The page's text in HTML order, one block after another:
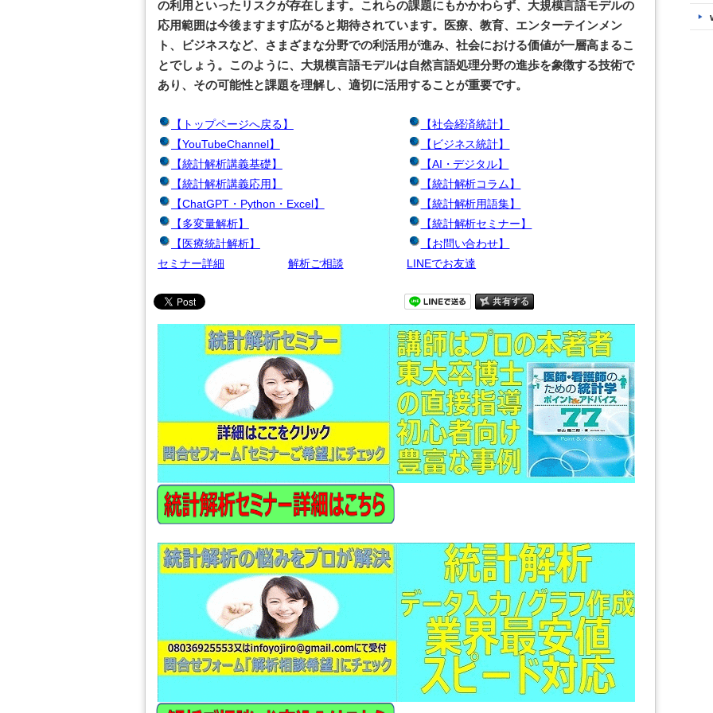
の利用といったリスクが存在します。これらの課題にもかかわらず、大規模言語モデルの
応用範囲は今後ますます広がると期待されています。医療、教育、エンターテインメン
ト、ビジネスなど、さまざまな分野での利活用が進み、社会における価値が一層高まるこ
とでしょう。このように、大規模言語モデルは自然言語処理分野の進歩を象徴する技術で
あり、その可能性と課題を理解し、適切に活用することが重要です。
【トップページへ戻る】
【YouTubeChannel】
【統計解析講義基礎】
【統計解析講義応用】
【ChatGPT・Python・Excel】
【多変量解析】
【医療統計解析】
【社会経済統計】
【ビジネス統計】
【AI・デジタル】
【統計解析コラム】
【統計解析用語集】
【統計解析セミナー】
【お問い合わせ】
セミナー詳細
解析ご相談 LINEでお友達